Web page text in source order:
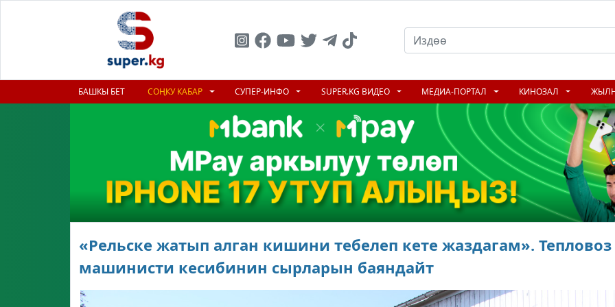
БАШКЫ БЕТ СОҢКУ КАБАР СУПЕР-ИНФО SUPER.KG ВИДЕО МЕДИА-ПОРТАЛ КИНОЗАЛ
«Рельске жатып алган кишини тебелеп кете жаздагам». Тепловоз
машинисти кесибинин сырларын баяндайт